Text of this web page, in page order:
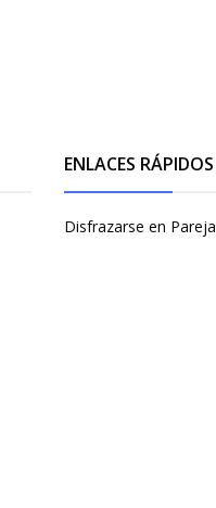
ENLACES RÁPIDOS
Disfrazarse en Pareja